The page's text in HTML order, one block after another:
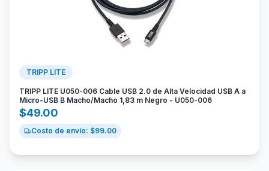
TRIPP LITE
TRIPP LITE U050-006 Cable USB 2.0 de Alta Velocidad USB A a
Micro-USB B Macho/Macho 1,83 m Negro - U050-006
$49.00
Costo de envío: $99.00